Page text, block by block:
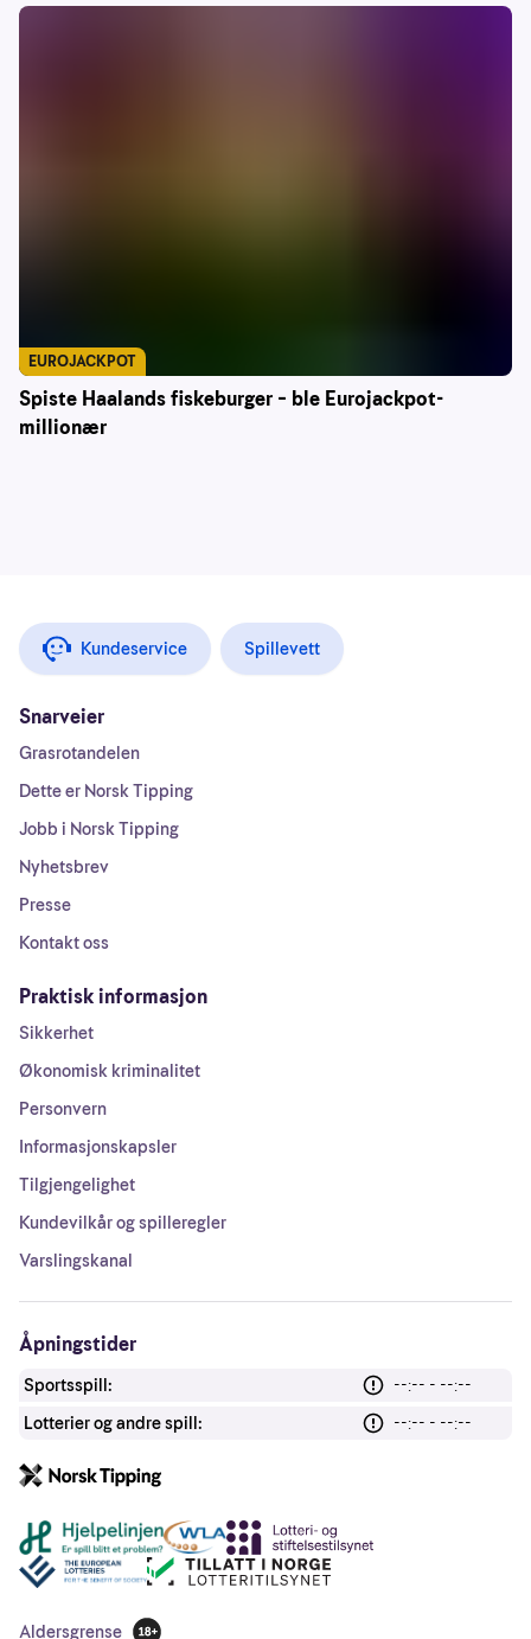
Spiste Haalands fiskeburger – ble Eurojackpot-
millionær
EUROJACKPOT
Kundeservice Spillevett
Snarveier
Grasrotandelen
Dette er Norsk Tipping
Jobb i Norsk Tipping
Nyhetsbrev
Presse
Kontakt oss
Praktisk informasjon
Sikkerhet
Økonomisk kriminalitet
Personvern
Informasjonskapsler
Tilgjengelighet
Kundevilkår og spilleregler
Varslingskanal
Åpningstider
Sportsspill:
--:-- - --:--
Lotterier og andre spill:
--:-- - --:--
Andre lenker
Aldersgrense